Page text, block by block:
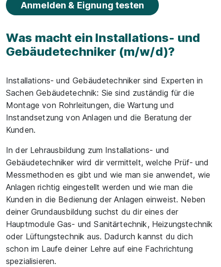
Anmelden & Eignung testen
Was macht ein Installations- und
Gebäudetechniker (m/w/d)?
Installations- und Gebäudetechniker sind Experten in
Sachen Gebäudetechnik: Sie sind zuständig für die
Montage von Rohrleitungen, die Wartung und
Instandsetzung von Anlagen und die Beratung der
Kunden.
In der Lehrausbildung zum Installations- und
Gebäudetechniker wird dir vermittelt, welche Prüf- und
Messmethoden es gibt und wie man sie anwendet, wie
Anlagen richtig eingestellt werden und wie man die
Kunden in die Bedienung der Anlagen einweist. Neben
deiner Grundausbildung suchst du dir eines der
Hauptmodule Gas- und Sanitärtechnik, Heizungstechnik
oder Lüftungstechnik aus. Dadurch kannst du dich
schon im Laufe deiner Lehre auf eine Fachrichtung
spezialisieren.